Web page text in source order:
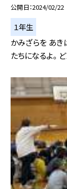
公開日 2024/02/22
１年生
かみざらを あき
たちになるよ。